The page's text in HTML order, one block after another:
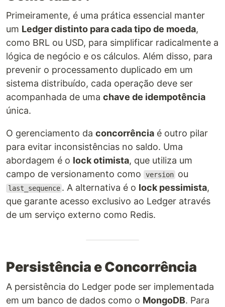
Primeiramente, é uma prática essencial manter
um Ledger distinto para cada tipo de moeda,
como BRL ou USD, para simplificar radicalmente a
lógica de negócio e os cálculos. Além disso, para
prevenir o processamento duplicado em um
sistema distribuído, cada operação deve ser
acompanhada de uma chave de idempotência
única.
O gerenciamento da concorrência é outro pilar
para evitar inconsistências no saldo. Uma
abordagem é o lock otimista, que utiliza um
campo de versionamento como
version ou
last_sequence . A alternativa é o lock pessimista,
que garante acesso exclusivo ao Ledger através
de um serviço externo como Redis.
Persistência e Concorrência
A persistência do Ledger pode ser implementada
em um banco de dados como o MongoDB. Para